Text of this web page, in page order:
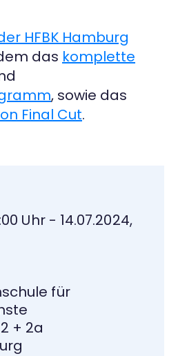
HFBK Hamburg
das komplette
, sowie das
Final Cut.
Uhr - 14.07.2024,
für
+ 2a